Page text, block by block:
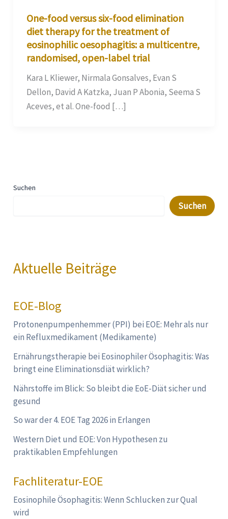
One-food versus six-food elimination
diet therapy for the treatment of
eosinophilic oesophagitis: a multicentre,
randomised, open-label trial
Kara L Kliewer, Nirmala Gonsalves, Evan S
Dellon, David A Katzka, Juan P Abonia, Seema S
Aceves, et al. One-food […]
Suchen
Suchen
Aktuelle Beiträge
EOE-Blog
Protonenpumpenhemmer (PPI) bei EOE: Mehr als nur
ein Refluxmedikament (Medikamente)
Ernährungstherapie bei Eosinophiler Ösophagitis: Was
bringt eine Eliminationsdiät wirklich?
Nährstoffe im Blick: So bleibt die EoE-Diät sicher und
gesund
So war der 4. EOE Tag 2026 in Erlangen
Western Diet und EOE: Von Hypothesen zu
praktikablen Empfehlungen
Fachliteratur-EOE
Eosinophile Ösophagitis: Wenn Schlucken zur Qual
wird